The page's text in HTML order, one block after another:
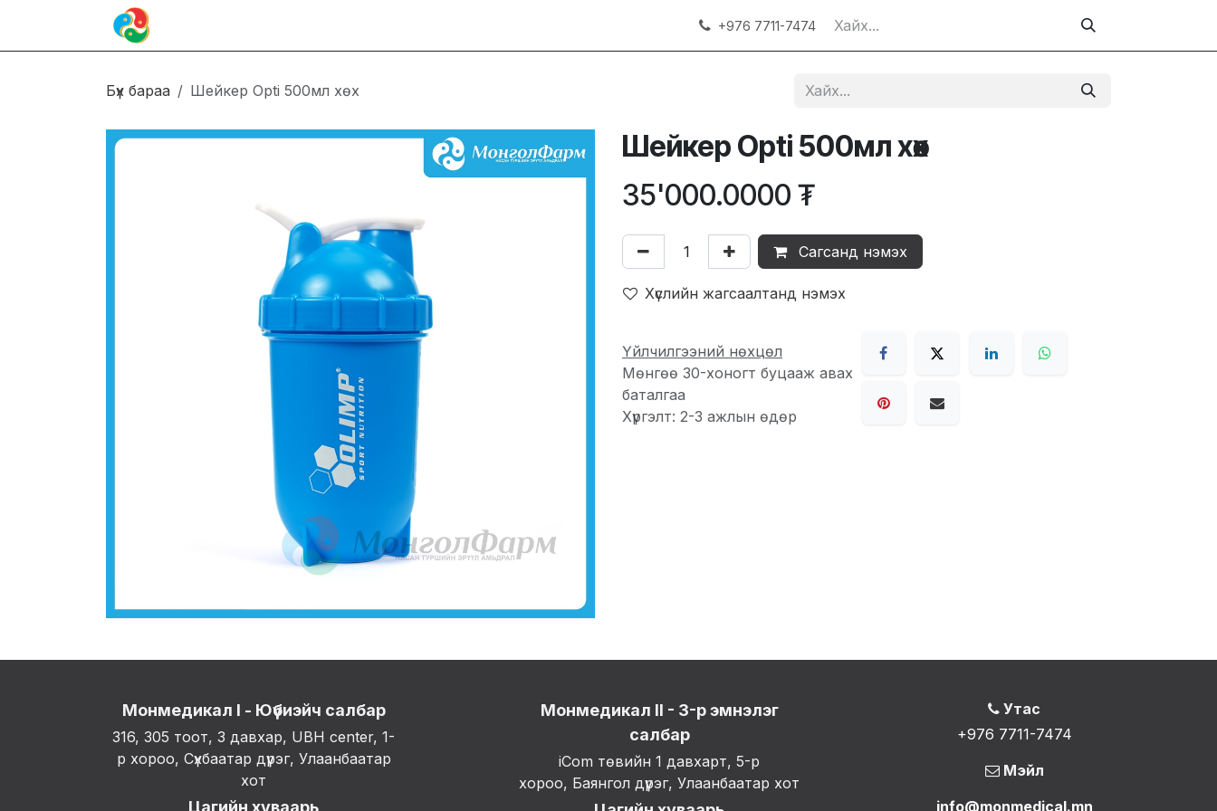
+976 7711-7474
Бүх бараа Шейкер Opti 500мл хөх
Шейкер Opti 500мл хөх
35'000.0000 ₮
Сагсанд нэмэх
Хүслийн жагсаалтанд нэмэх
Үйлчилгээний нөхцөл
Мөнгөө 30-хоногт буцааж авах
баталгаа
Хүргэлт: 2-3 ажлын өдөр
Утас
+976 7711-7474
Мэйл
info@monmedical.mn
Монмедикал II - 3-р эмнэлэг
салбар
iCom төвийн 1 давхарт, 5-р
хороо, Баянгол дүүрэг, Улаанбаатар хот
Монмедикал I - Юүбиэйч салбар
316, 305 тоот, 3 давхар, UBH center, 1-
р хороо, Сүхбаатар дүүрэг, Улаанбаатар
хот